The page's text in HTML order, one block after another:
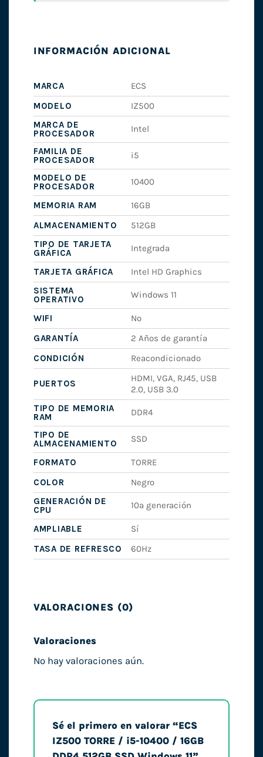
INFORMACIÓN ADICIONAL
MARCA
ECS
MODELO
IZ500
MARCA DE
PROCESADOR
Intel
FAMILIA DE
PROCESADOR
i5
MODELO DE
PROCESADOR
10400
MEMORIA RAM
16GB
ALMACENAMIENTO
512GB
TIPO DE TARJETA
GRÁFICA
Integrada
TARJETA GRÁFICA
Intel HD Graphics
SISTEMA
OPERATIVO
Windows 11
WIFI
No
GARANTÍA
2 Años de garantía
CONDICIÓN
Reacondicionado
PUERTOS
HDMI, VGA, RJ45, USB
2.0, USB 3.0
TIPO DE MEMORIA
RAM
DDR4
TIPO DE
ALMACENAMIENTO
SSD
FORMATO
TORRE
COLOR
Negro
GENERACIÓN DE
CPU
10ª generación
AMPLIABLE
Sí
TASA DE REFRESCO
60Hz
VALORACIONES (0)
Valoraciones
No hay valoraciones aún.
Sé el primero en valorar “ECS
IZ500 TORRE / i5-10400 / 16GB